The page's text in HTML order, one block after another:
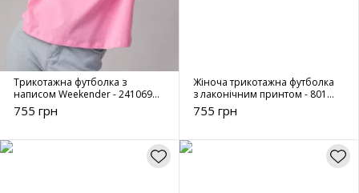
Трикотажна футболка з
написом Weekender - 241069
рожева
755 грн
Жіноча трикотажна футболка
з лаконічним принтом - 80178
молочна
755 грн